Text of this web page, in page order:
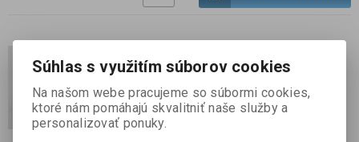
28 VDC, SELV
SKU :110203
Skladom:
Súhlas s využitím súborov cookies
Na našom webe pracujeme so súbormi cookies,
ktoré nám pomáhajú skvalitniť naše služby a
personalizovať ponuky.